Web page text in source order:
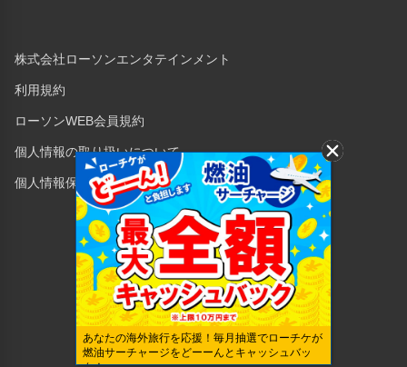
株式会社ローソンエンタテインメント
利用規約
ローソンWEB会員規約
個人情報の取り扱いについて
個人情報保護方針
Copyright © 1998 Lawson Entertainment, Inc.
あなたの海外旅行を応援！毎月抽選でローチケが
燃油サーチャージをどーーんとキャッシュバッ